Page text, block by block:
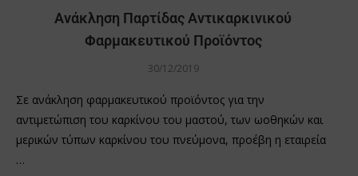
Ανάκληση Παρτίδας Αντικαρκινικού
Φαρμακευτικού Προϊόντος
30/12/2019
Σε ανάκληση φαρμακευτικού προϊόντος για την
αντιμετώπιση του καρκίνου του μαστού, των ωοθηκών και
μερικών τύπων καρκίνου του πνεύμονα, προέβη η εταιρεία
…